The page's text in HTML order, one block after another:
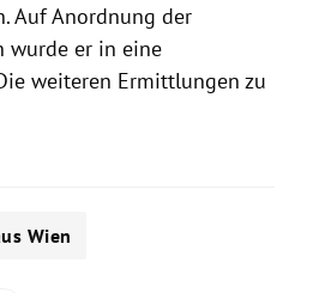
Auf Anordnung der
wurde er in eine
weiteren Ermittlungen zu
Wien